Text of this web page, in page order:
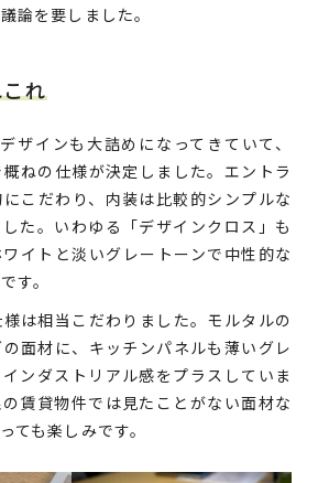
論を要しました。
れ
ザインも大詰めになってきていて、
ねの仕様が決定しました。エントラ
こだわり、内装は比較的シンプルな
た。いわゆる「デザインクロス」も
イトと淡いグレートーンで中性的な
す。
は相当こだわりました。モルタルの
面材に、キッチンパネルも薄いグレ
ンダストリアル感をプラスしていま
賃貸物件では見たことがない面材な
ても楽しみです。